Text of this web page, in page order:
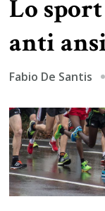
Lo
anti
Fabio De Santis